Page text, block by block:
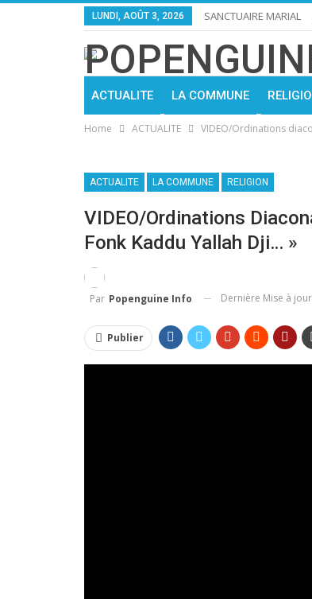
LUNDI, AOÛT 3, 2026 SANCTUAIRE MARIAL
ACTUALITE LA COMMUNE
Home ACTUALITE VIDEO/Ordinations
ACTUALITE LA COMMUNE RELIGION
VIDEO/Ordinations
Fonk Kaddu Yallah Dji… »
Par Popenguine Info Dernière Mise à jour
Publier